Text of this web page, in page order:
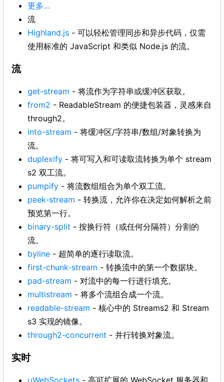
更多…
流
Highland.js - 可以轻松管理同步和异步代码，仅需
使用标准的 JavaScript 和类似 Node.js 的流。
流
get-stream - 将流作为字符串或缓冲区获取。
from2 - ReadableStream 的便捷包装器，灵感来自
through2。
into-stream - 将缓冲区/字符串/数组/对象转换为
流。
duplexify - 将可写入和可读取流转换为单个 stream
s2 双工流。
pumpify - 将流数组组合为单个双工流。
peek-stream - 转换流，允许你在决定如何解析之前
预览第一行。
binary-split - 按换行符（或任何分隔符）分割的
流。
byline - 超简单的逐行读取流。
first-chunk-stream - 转换流中的第一个数据块。
pad-stream - 对流中的每一行进行填充。
multistream - 将多个流组合成一个流。
readable-stream - 核心中的 Streams2 和 Stream
s3 实现的镜像。
through2-concurrent - 并行转换对象流。
实时
µWebSockets - 高可扩展的 WebSocket 服务器和